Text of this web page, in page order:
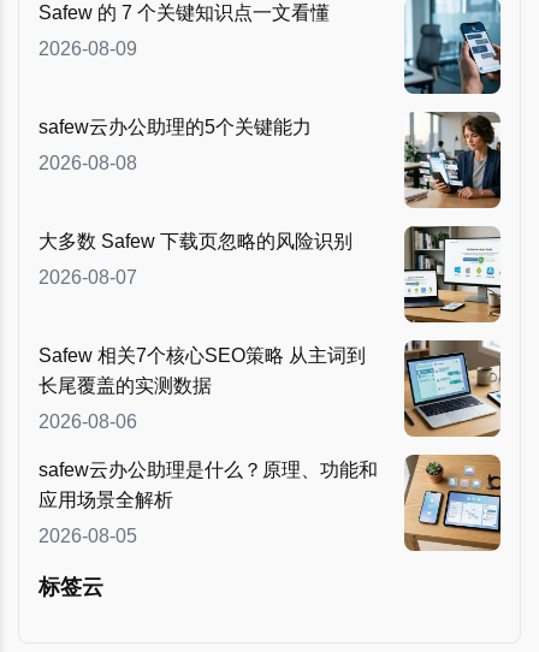
Safew 的 7 个关键知识点一文看懂
2026-08-09
safew云办公助理的5个关键能力
2026-08-08
大多数 Safew 下载页忽略的风险识别
2026-08-07
Safew 相关7个核心SEO策略 从主词到
长尾覆盖的实测数据
2026-08-06
safew云办公助理是什么？原理、功能和
应用场景全解析
2026-08-05
标签云